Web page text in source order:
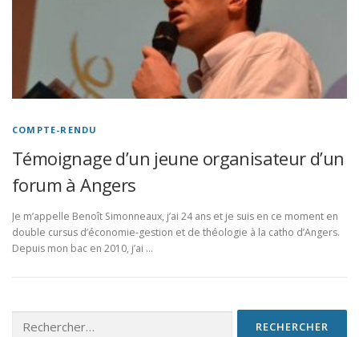
COMPTE-RENDU
Témoignage d’un jeune organisateur d’un
forum à Angers
Je m’appelle Benoît Simonneaux, j’ai 24 ans et je suis en ce moment en
double cursus d’économie-gestion et de théologie à la catho d’Angers.
Depuis mon bac en 2010, j’ai …